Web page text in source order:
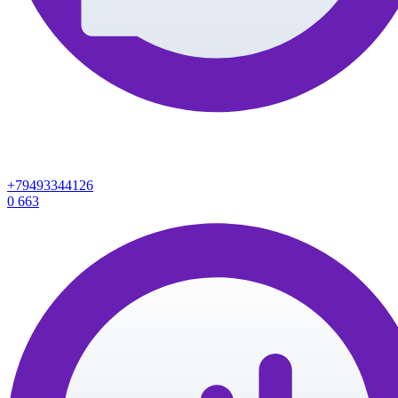
+79493344126
0 663